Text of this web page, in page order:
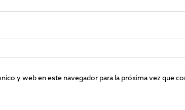
y web en este navegador para la próxima vez que